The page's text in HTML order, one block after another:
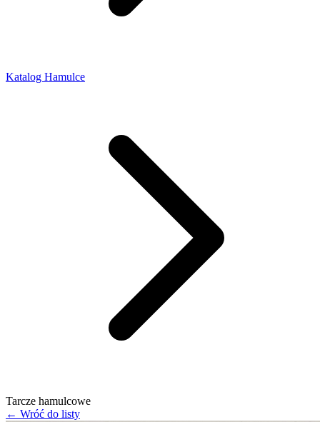
Katalog Hamulce
Tarcze hamulcowe
← Wróć do listy